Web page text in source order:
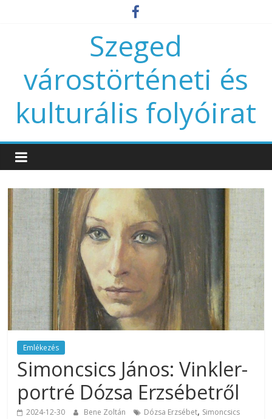
Szeged
várostörténeti és
kulturális folyóirat
Emlékezés
Simoncsics János: Vinkler-
portré Dózsa Erzsébetről
2024-12-30 Bene Zoltán Dózsa Erzsébet, Simoncsics